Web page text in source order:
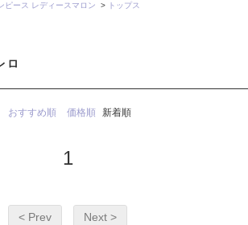
ピース レディースマロン > トップス
ロ
おすすめ順 価格順 新着順
1
< Prev Next >